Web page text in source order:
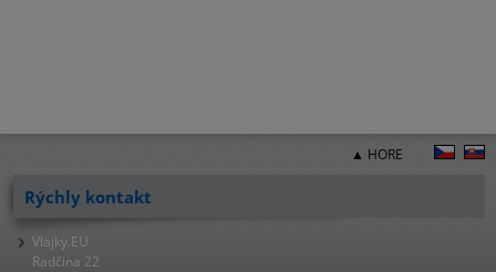
▲ HORE
Rýchly kontakt
Vlajky.EU
Radčina 22